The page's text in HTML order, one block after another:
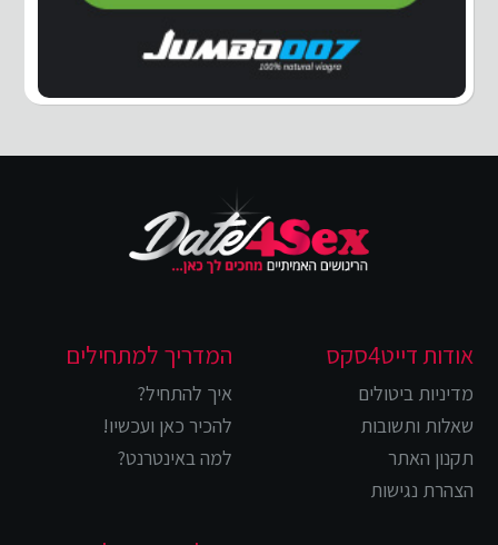
אודות דייט4סקס
מדיניות ביטולים
שאלות ותשובות
תקנון האתר
הצהרת נגישות
המדריך למתחילים
איך להתחיל?
להכיר כאן ועכשיו!
למה באינטרנט?